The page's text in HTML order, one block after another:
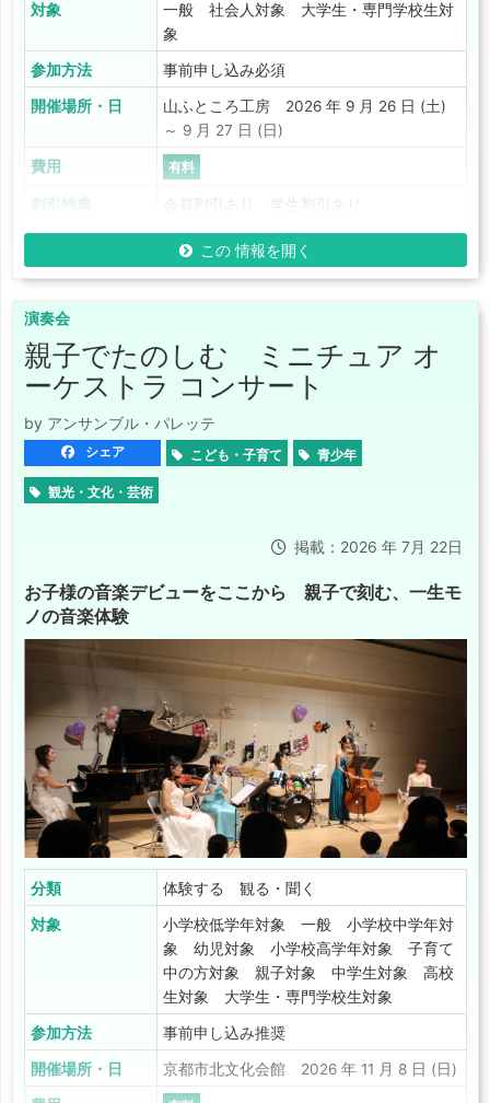
対象
一般 社会人対象 大学生・専門学校生対
象
参加方法 事前申し込み必須
開催場所・日
山ふところ工房 2026 年 9 月 26 日 (土)
～ 9 月 27 日 (日)
費用 有料
割引特典 会員割引あり 学生割引あり
この 情報を開く
演奏会
親子でたのしむ ミニチュア オ
ーケストラ コンサート
by アンサンブル・パレッテ
シェア こども・子育て 青少年
観光・文化・芸術
掲載：2026 年 7月 22日
お子様の音楽デビューをここから 親子で刻む、一生モ
ノの音楽体験
分類 体験する 観る・聞く
対象
小学校低学年対象 一般 小学校中学年対
象 幼児対象 小学校高学年対象 子育て
中の方対象 親子対象 中学生対象 高校
生対象 大学生・専門学校生対象
参加方法 事前申し込み推奨
開催場所・日 京都市北文化会館 2026 年 11 月 8 日 (日)